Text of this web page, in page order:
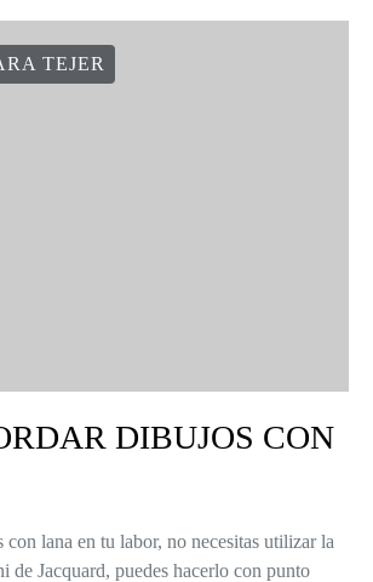
TEJER
DIBUJOS CON
con lana en tu labor, no necesitas utilizar la
de Jacquard, puedes hacerlo con punto